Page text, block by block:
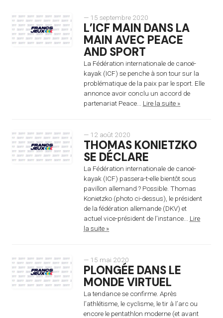
— 15 septembre 2020
L’ICF MAIN DANS LA
MAIN AVEC PEACE
AND SPORT
La Fédération internationale de canoë-
kayak (ICF) se penche à son tour sur la
problématique de la paix par le sport. Elle
annonce avoir conclu un accord de
partenariat Peace... Lire la suite »
— 12 août 2020
THOMAS KONIETZKO
SE DÉCLARE
La Fédération internationale de canoë-
kayak (ICF) passera-t-elle bientôt sous
pavillon allemand ? Possible. Thomas
Konietzko (photo ci-dessus), le président
de la fédération allemande (DKV) et
actuel vice-président de l’instance... Lire
la suite »
— 15 mai 2020
PLONGÉE DANS LE
MONDE VIRTUEL
La tendance se confirme. Après
l’athlétisme, le cyclisme, le tir à l’arc ou
encore le pentathlon moderne (et avant